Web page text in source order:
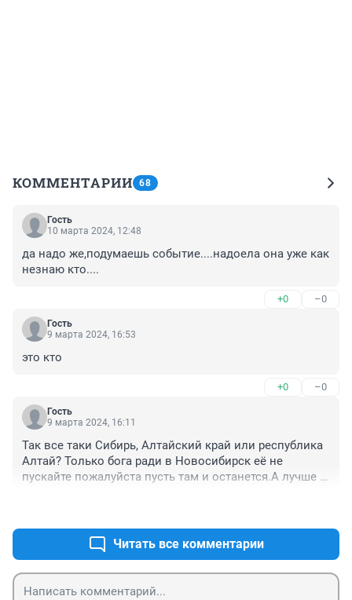
КОММЕНТАРИИ 68
Гость
10 марта 2024, 12:48
да надо же,подумаешь событие....надоела она уже как
незнаю кто....
+0 –0
Гость
9 марта 2024, 16:53
это кто
+0 –0
Гость
9 марта 2024, 16:11
Так все таки Сибирь, Алтайский край или республика
Алтай? Только бога ради в Новосибирск её не
пускайте пожалуйста пусть там и останется.А лучше в
Читать все комментарии